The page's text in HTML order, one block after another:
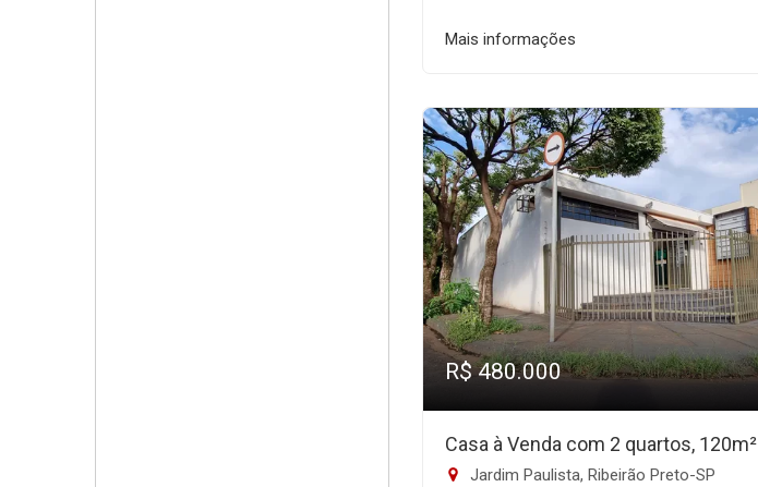
Mais informações
R$ 480.000
Casa à Venda com 2 quartos, 120m²
Jardim Paulista, Ribeirão Preto-SP